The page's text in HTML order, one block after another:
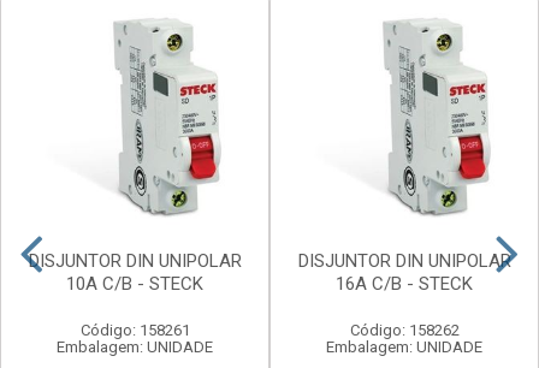
DISJUNTOR DIN UNIPOLAR
10A C/B - STECK
Código: 158261
Embalagem: UNIDADE
DISJUNTOR DIN UNIPOLAR
16A C/B - STECK
Código: 158262
Embalagem: UNIDADE